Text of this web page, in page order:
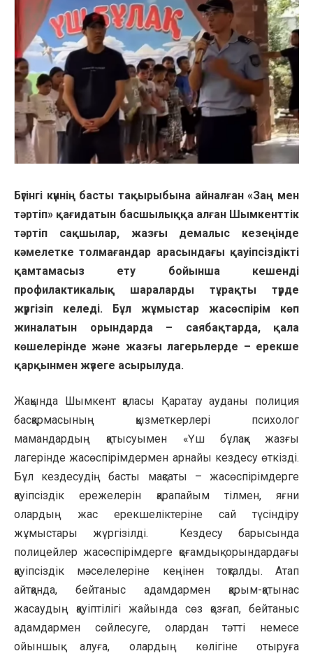
Бүгінгі күннің басты тақырыбына айналған «Заң мен
тәртіп» қағидатын басшылыққа алған Шымкенттік
тәртіп сақшылар, жазғы демалыс кезеңінде
кәмелетке толмағандар арасындағы қауіпсіздікті
қамтамасыз ету бойынша кешенді
профилактикалық шараларды тұрақты түрде
жүргізіп келеді. Бұл жұмыстар жасөспірім көп
жиналатын орындарда – саябақтарда, қала
көшелерінде және жазғы лагерьлерде – ерекше
қарқынмен жүзеге асырылуда.
Жақында Шымкент қаласы Қаратау ауданы полиция
басқармасының қызметкерлері психолог
мамандардың қатысуымен «Үш бұлақ» жазғы
лагерінде жасөспірімдермен арнайы кездесу өткізді.
Бұл кездесудің басты мақсаты – жасөспірімдерге
қауіпсіздік ережелерін қарапайым тілмен, яғни
олардың жас ерекшеліктеріне сай түсіндіру
жұмыстары жүргізілді. Кездесу барысында
полицейлер жасөспірімдерге қоғамдық орындардағы
қауіпсіздік мәселелеріне кеңінен тоқталды. Атап
айтқанда, бейтаныс адамдармен қарым-қатынас
жасаудың қауіптілігі жайында сөз қозғап, бейтаныс
адамдармен сөйлесуге, олардан тәтті немесе
ойыншық алуға, олардың көлігіне отыруға